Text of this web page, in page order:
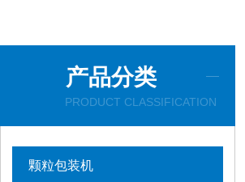
产品分类
PRODUCT CLASSIFICATION
颗粒包装机